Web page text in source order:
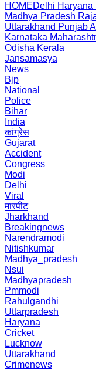
HOMEDelhi Haryana
Madhya Pradesh
Uttarakhand Punjab
Karnataka
Odisha Kerala
Jansamasya
News
Bjp
National
Police
Bihar
India
कांग्रेस
Gujarat
Accident
Congress
Modi
Delhi
Viral
मारपीट
Jharkhand
Breakingnews
Narendramodi
Nitishkumar
Madhya_pradesh
Nsui
Madhyapradesh
Pmmodi
Rahulgandhi
Uttarpradesh
Haryana
Cricket
Lucknow
Uttarakhand
Crimenews